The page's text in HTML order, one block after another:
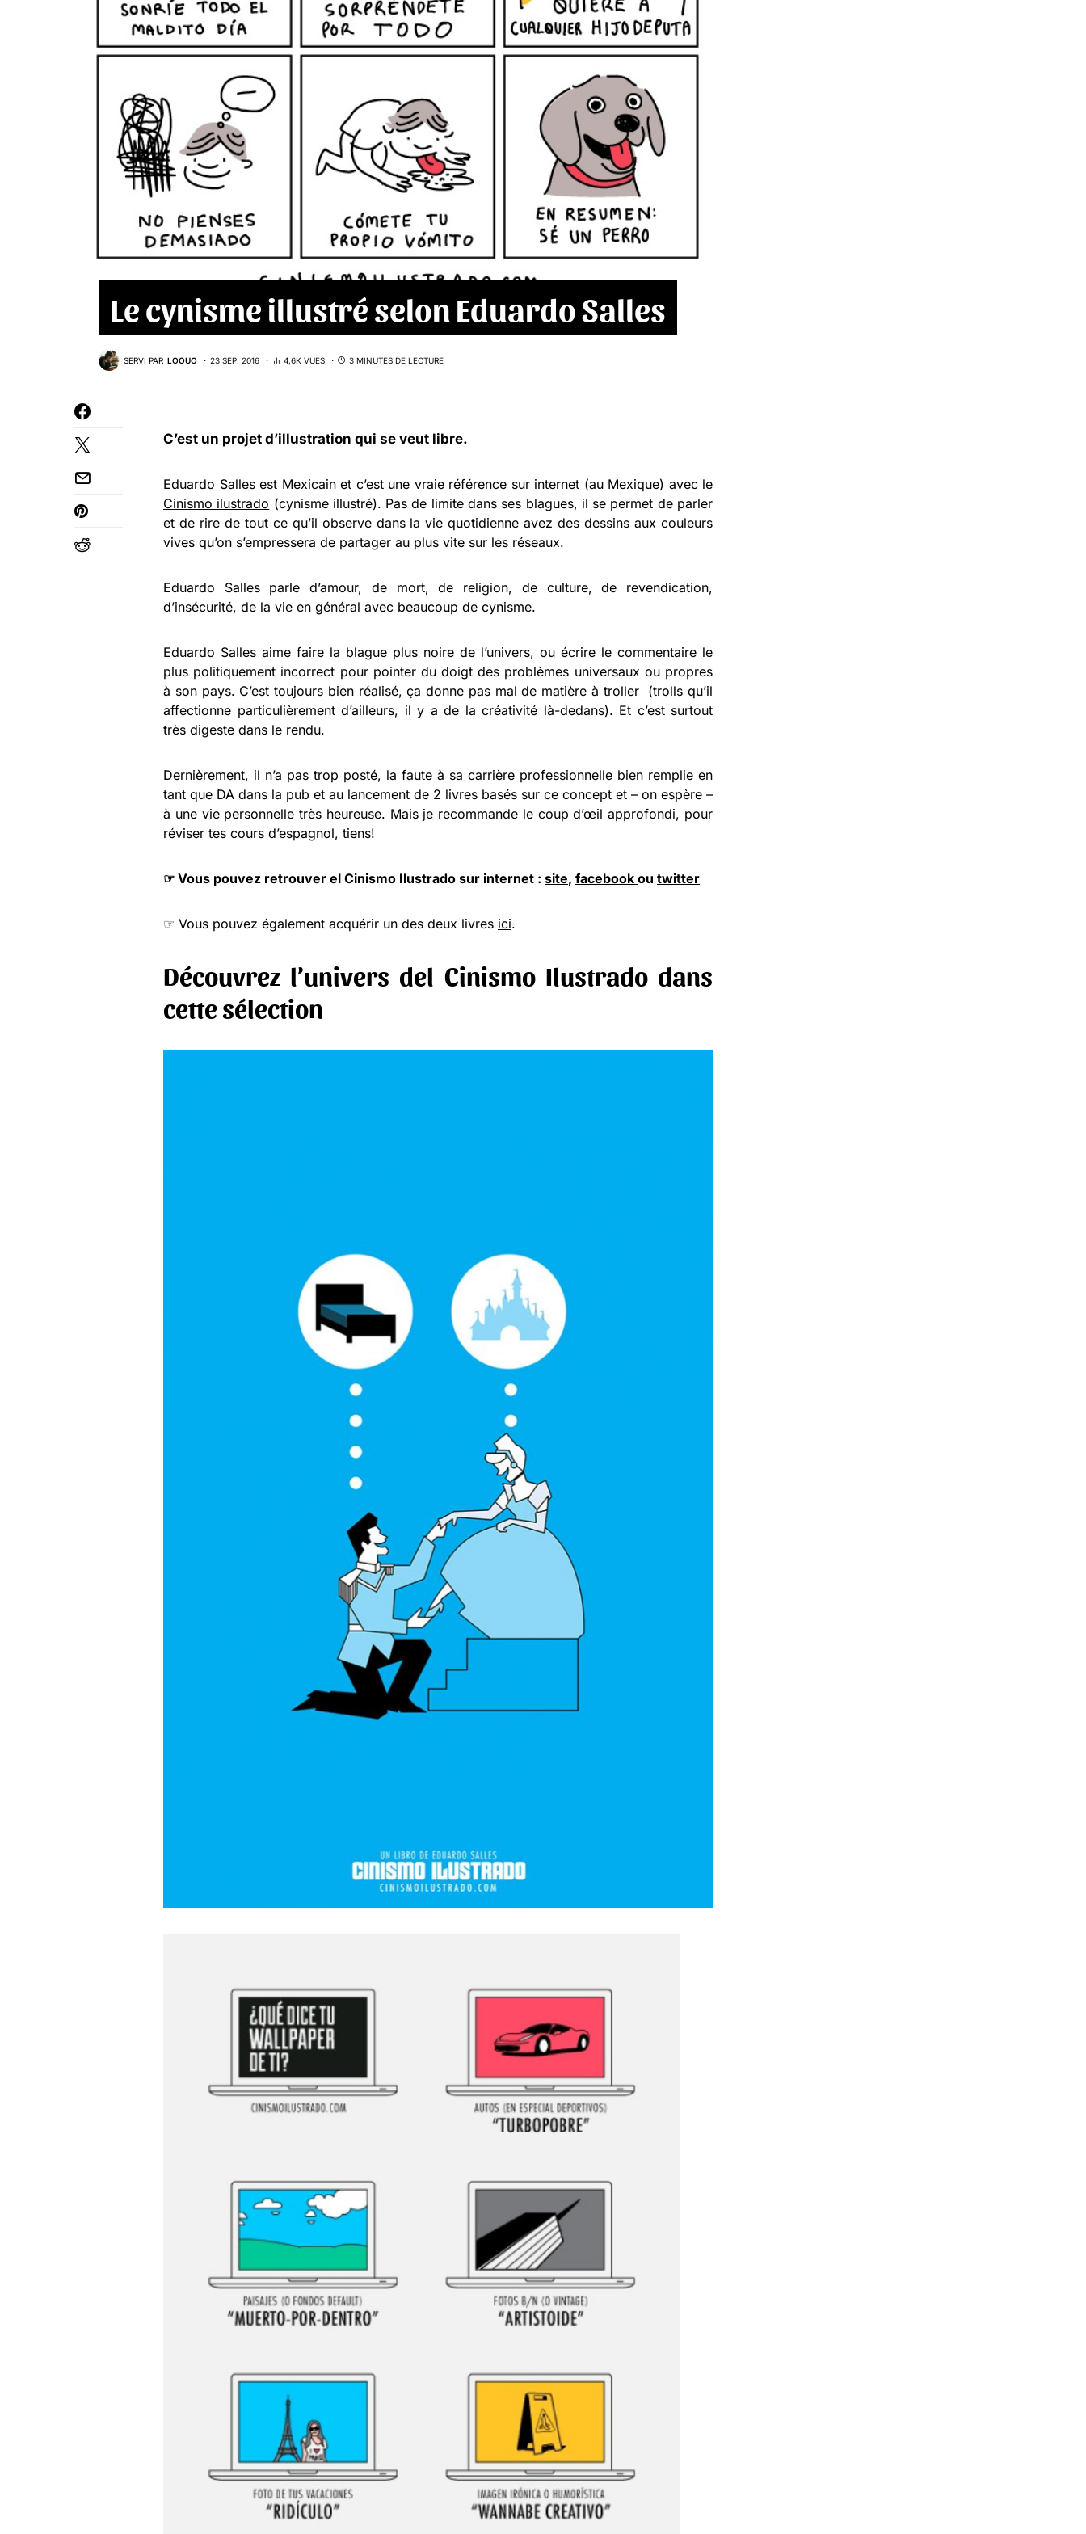
Le cynisme illustré selon Eduardo Salles
SERVI PAR LOOUO 23 SEP. 2016 4,6K VUES 3 MINUTES DE LECTURE
C’est un projet d’illustration qui se veut libre.
Eduardo Salles est Mexicain et c’est une vraie référence sur internet (au Mexique) avec le
Cinismo ilustrado (cynisme illustré). Pas de limite dans ses blagues, il se permet de parler
et de rire de tout ce qu’il observe dans la vie quotidienne avez des dessins aux couleurs
vives qu’on s’empressera de partager au plus vite sur les réseaux.
Eduardo Salles parle d’amour, de mort, de religion, de culture, de revendication,
d’insécurité, de la vie en général avec beaucoup de cynisme.
Eduardo Salles aime faire la blague plus noire de l’univers, ou écrire le commentaire le
plus politiquement incorrect pour pointer du doigt des problèmes universaux ou propres
à son pays. C’est toujours bien réalisé, ça donne pas mal de matière à troller (trolls qu’il
affectionne particulièrement d’ailleurs, il y a de la créativité là-dedans). Et c’est surtout
très digeste dans le rendu.
Dernièrement, il n’a pas trop posté, la faute à sa carrière professionnelle bien remplie en
tant que DA dans la pub et au lancement de 2 livres basés sur ce concept et – on espère –
à une vie personnelle très heureuse. Mais je recommande le coup d’œil approfondi, pour
réviser tes cours d’espagnol, tiens!
☞ Vous pouvez retrouver el Cinismo Ilustrado sur internet : site, facebook ou twitter
☞ Vous pouvez également acquérir un des deux livres ici.
Découvrez l’univers del Cinismo Ilustrado dans
cette sélection